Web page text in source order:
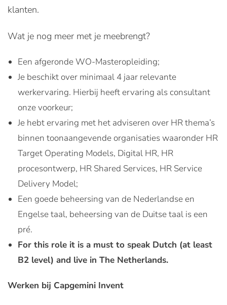
klanten.
Wat je nog meer met je meebrengt?
Een afgeronde WO-Masteropleiding;
Je beschikt over minimaal 4 jaar relevante
werkervaring. Hierbij heeft ervaring als consultant
onze voorkeur;
Je hebt ervaring met het adviseren over HR thema’s
binnen toonaangevende organisaties waaronder HR
Target Operating Models, Digital HR, HR
procesontwerp, HR Shared Services, HR Service
Delivery Model;
Een goede beheersing van de Nederlandse en
Engelse taal, beheersing van de Duitse taal is een
pré.
For this role it is a must to speak Dutch (at least
B2 level) and live in The Netherlands.
Werken bij Capgemini Invent